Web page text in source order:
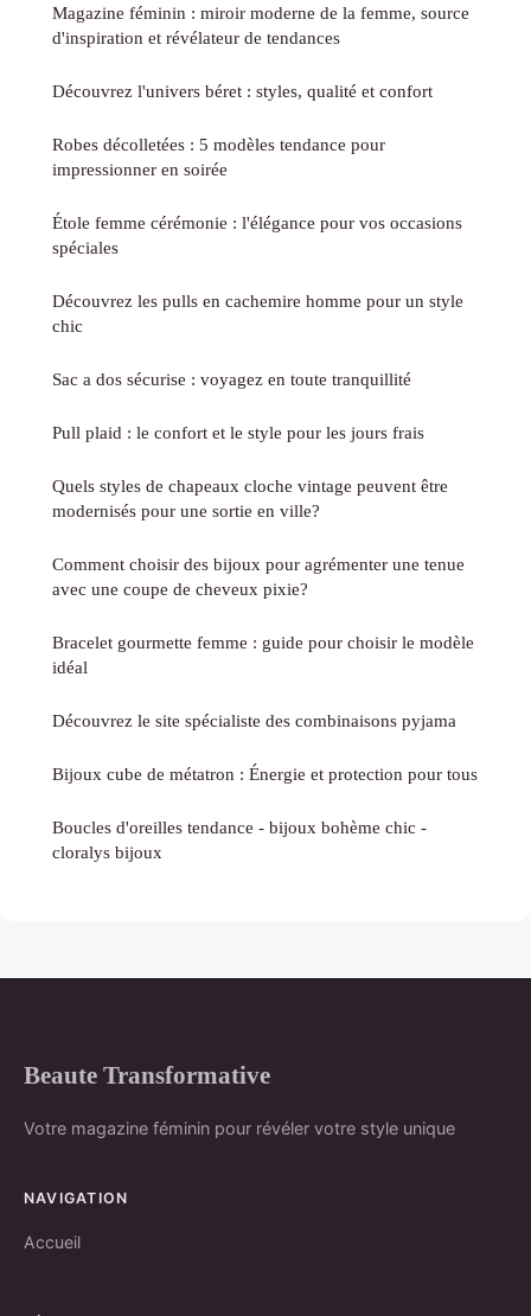
Magazine féminin : miroir moderne de la femme, source
d'inspiration et révélateur de tendances
Découvrez l'univers béret : styles, qualité et confort
Robes décolletées : 5 modèles tendance pour
impressionner en soirée
Étole femme cérémonie : l'élégance pour vos occasions
spéciales
Découvrez les pulls en cachemire homme pour un style
chic
Sac a dos sécurise : voyagez en toute tranquillité
Pull plaid : le confort et le style pour les jours frais
Quels styles de chapeaux cloche vintage peuvent être
modernisés pour une sortie en ville?
Comment choisir des bijoux pour agrémenter une tenue
avec une coupe de cheveux pixie?
Bracelet gourmette femme : guide pour choisir le modèle
idéal
Découvrez le site spécialiste des combinaisons pyjama
Bijoux cube de métatron : Énergie et protection pour tous
Boucles d'oreilles tendance - bijoux bohème chic -
cloralys bijoux
Beaute Transformative
Votre magazine féminin pour révéler votre style unique
NAVIGATION
Accueil